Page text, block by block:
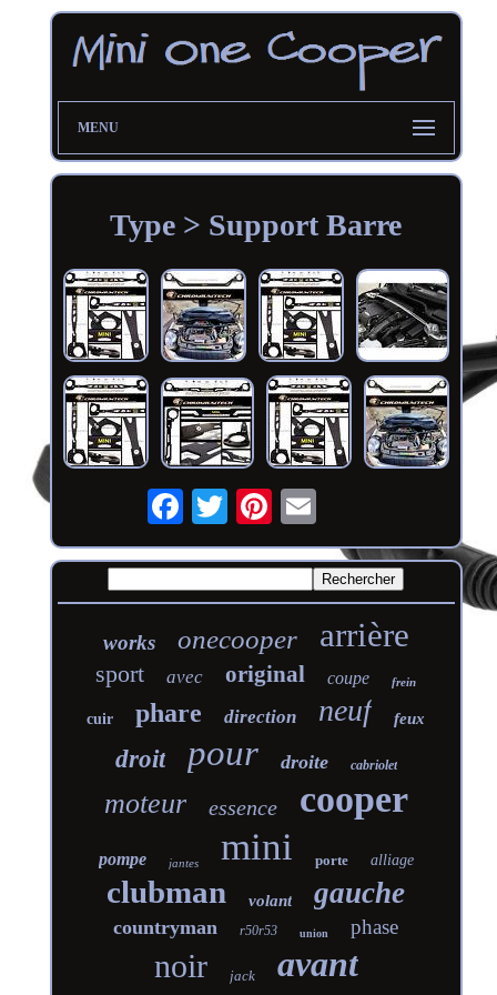
MENU
Type > Support Barre
works onecooper arrière
sport avec original coupe frein
cuir phare direction neuf feux
droit pour droite cabriolet
moteur essence cooper
pompe jantes mini porte alliage
clubman volant gauche
countryman r50r53 union phase
noir jack avant